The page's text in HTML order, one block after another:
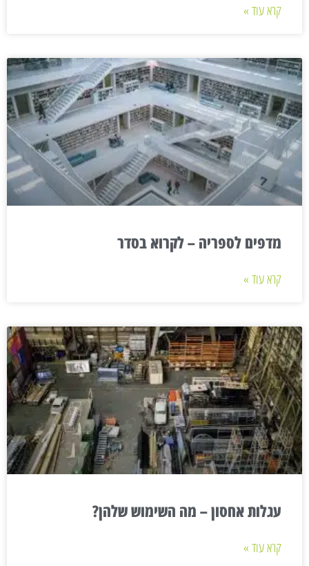
קרא עוד »
מדפים לספריה – לקרוא בסדר
קרא עוד »
עגלות אחסון – מה השימוש שלהן?
קרא עוד »